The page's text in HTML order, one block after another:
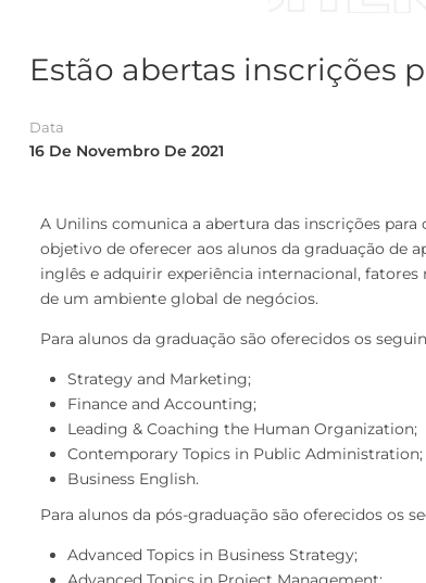
Estão abertas inscrições
Data
16 De Novembro De 2021
A Unilins comunica a abertura das inscrições
objetivo de oferecer aos alunos da graduação de
inglês e adquirir experiência internacional,
de um ambiente global de negócios.
Para alunos da graduação são oferecidos os
Strategy and Marketing;
Finance and Accounting;
Leading & Coaching the Human Organization;
Contemporary Topics in Public Administration;
Business English.
Para alunos da pós-graduação são oferecidos os
Advanced Topics in Business Strategy;